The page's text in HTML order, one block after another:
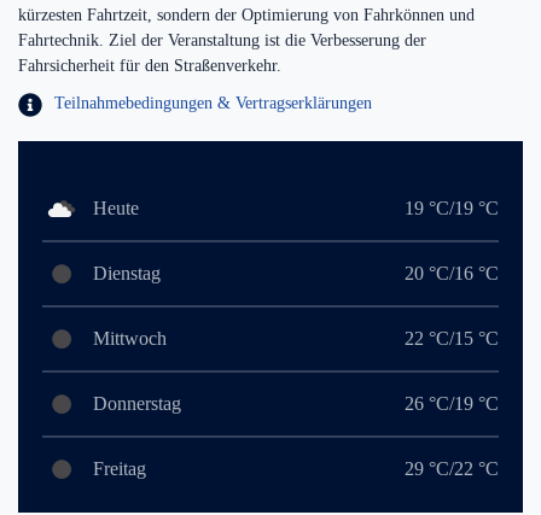
kürzesten Fahrtzeit, sondern der Optimierung von Fahrkönnen und
Fahrtechnik. Ziel der Veranstaltung ist die Verbesserung der
Fahrsicherheit für den Straßenverkehr.
Teilnahmebedingungen & Vertragserklärungen
Heute 19 °C/19 °C
Dienstag 20 °C/16 °C
Mittwoch 22 °C/15 °C
Donnerstag 26 °C/19 °C
Freitag 29 °C/22 °C